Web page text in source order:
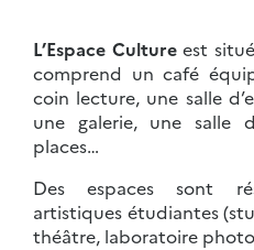
L’Espace Cultureest
comprend un café
coin lecture, une salle
une galerie, une salle
places…
Des espaces sont
artistiques étudiantes
théâtre, laboratoire